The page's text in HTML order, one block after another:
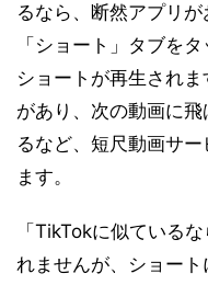
るなら、断然アプリ
「ショート」タブを
ショートが再生され
があり、次の動画に
るなど、短尺動画サー
ます。
「TikTokに似ている
れませんが、ショー